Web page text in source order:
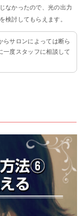
なかったので、光の出力
検討してもらえます。
らサロンによっては断ら
一度スタッフに相談して